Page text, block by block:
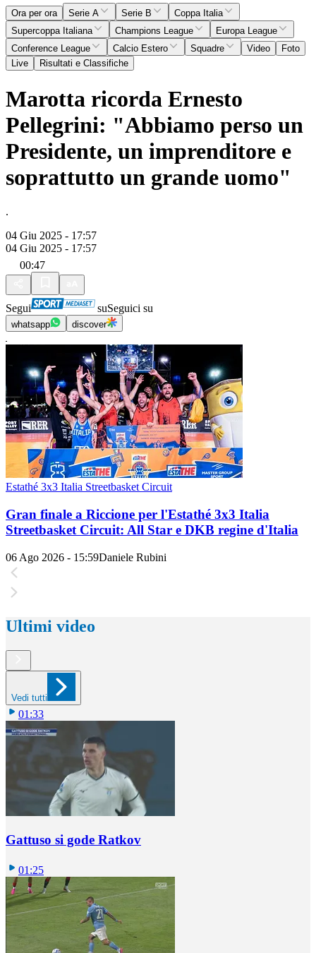
Ora per ora Serie A Serie B
Coppa Italia
Supercoppa Italiana
Champions League
Europa League
Conference League
Calcio Estero Squadre Video
Foto
Live
Risultati e Classifiche
Marotta ricorda Ernesto
Pellegrini: "Abbiamo perso un
Presidente, un imprenditore e
soprattutto un grande uomo"
.
04 Giu 2025 - 17:57
04 Giu 2025 - 17:57
00:47
Segui suSeguici su
whatsapp discover
Estathé 3x3 Italia Streetbasket Circuit
Gran finale a Riccione per l'Estathé 3x3 Italia
Streetbasket Circuit: All Star e DKB regine d'Italia
06 Ago 2026 - 15:59Daniele Rubini
Ultimi video
Vedi tutti
01:33
Gattuso si gode Ratkov
01:25